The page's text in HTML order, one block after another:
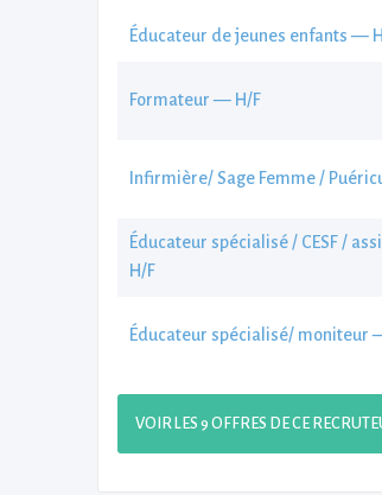
Éducateur de jeunes enfants —
Formateur — H/F
Infirmière/ Sage Femme /
Éducateur spécialisé / CESF /
H/F
Éducateur spécialisé/ moniteur
VOIR LES 9 OFFRES DE CE